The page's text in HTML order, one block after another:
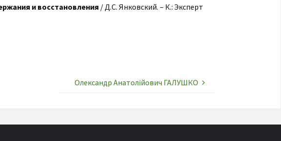
и восстановления / Д.С. Янковский. – К.: Эксперт
Олександр Анатолійович ГАЛУШКО